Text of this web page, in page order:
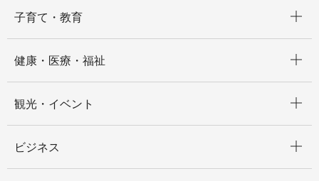
子育て・教育
健康・医療・福祉
観光・イベント
ビジネス